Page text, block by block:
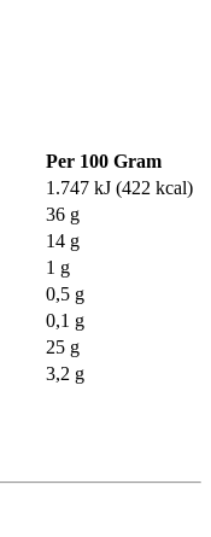
Per 100 Gram
1.747 kJ (422 kcal)
36 g
14 g
1 g
0,5 g
0,1 g
25 g
3,2 g